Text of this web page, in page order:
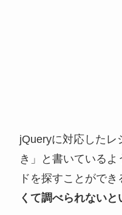
jQueryに対応したレ
き」と書いている
ドを探すことができ
くて調べられない